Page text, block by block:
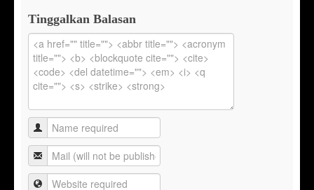
Tinggalkan Balasan